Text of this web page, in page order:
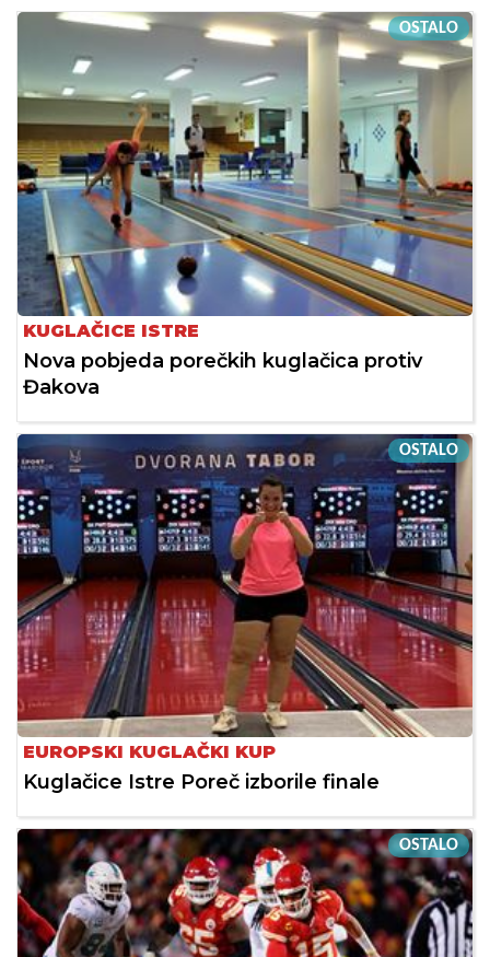
OSTALO
KUGLAČICE ISTRE
Nova pobjeda porečkih kuglačica protiv
Đakova
OSTALO
EUROPSKI KUGLAČKI KUP
Kuglačice Istre Poreč izborile finale
OSTALO